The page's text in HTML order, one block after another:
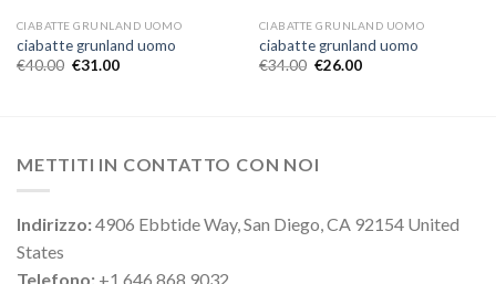
CIABATTE GRUNLAND UOMO
ciabatte grunland uomo
€40.00 €31.00
CIABATTE GRUNLAND UOMO
ciabatte grunland uomo
€34.00 €26.00
METTITI IN CONTATTO CON NOI
Indirizzo:4906 Ebbtide Way, San Diego, CA 92154 United
States
Telefono: +1 646 868 9032